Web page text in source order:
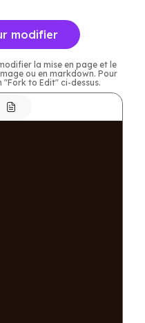
modifier
la mise en page et le
ou en markdown. Pour
to Edit" ci-dessus.